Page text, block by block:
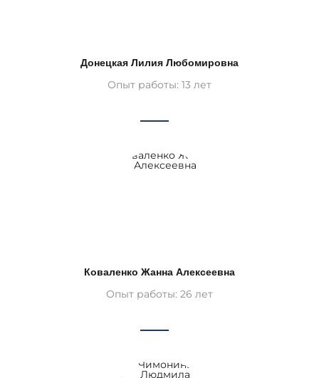
Донецкая Лилия Любомировна
Опыт работы: 13 лет
Коваленко Жанна Алексеевна
Опыт работы: 26 лет